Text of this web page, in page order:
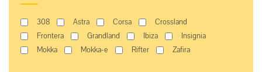
308 Astra Corsa
Crossland
Frontera
Grandland Ibiza
Insignia
Mokka
Mokka-e Rifter Zafira